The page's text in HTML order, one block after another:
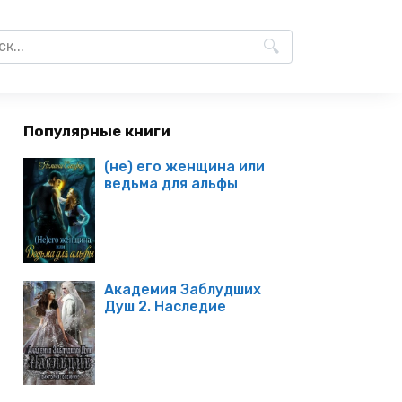
Популярные книги
(не) его женщина или
ведьма для альфы
Академия Заблудших
Душ 2. Наследие